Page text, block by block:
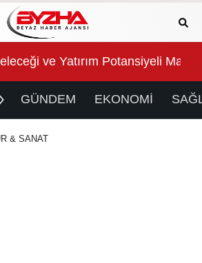
Belediyesi “Sağlıklı İşyeri”
GÜNDEM EKONOMİ
& SANAT